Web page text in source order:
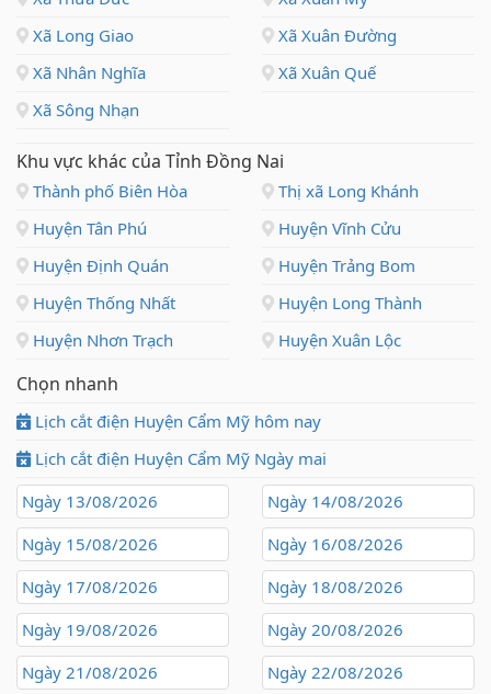
Xã Long Giao
Xã Xuân Đường
Xã Nhân Nghĩa
Xã Xuân Quế
Xã Sông Nhạn
Khu vực khác của Tỉnh Đồng Nai
Thành phố Biên Hòa
Thị xã Long Khánh
Huyện Tân Phú
Huyện Vĩnh Cửu
Huyện Định Quán
Huyện Trảng Bom
Huyện Thống Nhất
Huyện Long Thành
Huyện Nhơn Trạch
Huyện Xuân Lộc
Chọn nhanh
Lịch cắt điện Huyện Cẩm Mỹ hôm nay
Lịch cắt điện Huyện Cẩm Mỹ Ngày mai
Ngày 13/08/2026
Ngày 14/08/2026
Ngày 15/08/2026
Ngày 16/08/2026
Ngày 17/08/2026
Ngày 18/08/2026
Ngày 19/08/2026
Ngày 20/08/2026
Ngày 21/08/2026
Ngày 22/08/2026